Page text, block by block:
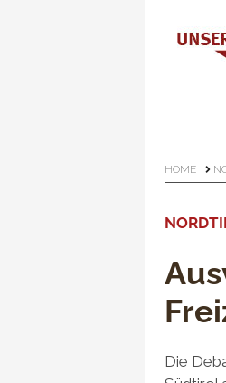
HOME
Die